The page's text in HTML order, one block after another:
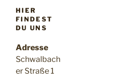
HIER
FINDEST
DU UNS
Adresse
Schwalbach
er Straße 1